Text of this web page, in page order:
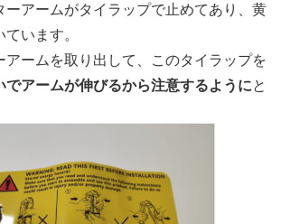
ーアームがタイラップで止めてあり、黄
います。
アームを取り出して、このタイラップを
でアームが伸びるから注意するようにと